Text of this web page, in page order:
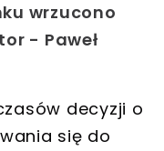
wrzucono
- Paweł
decyzji o
się do